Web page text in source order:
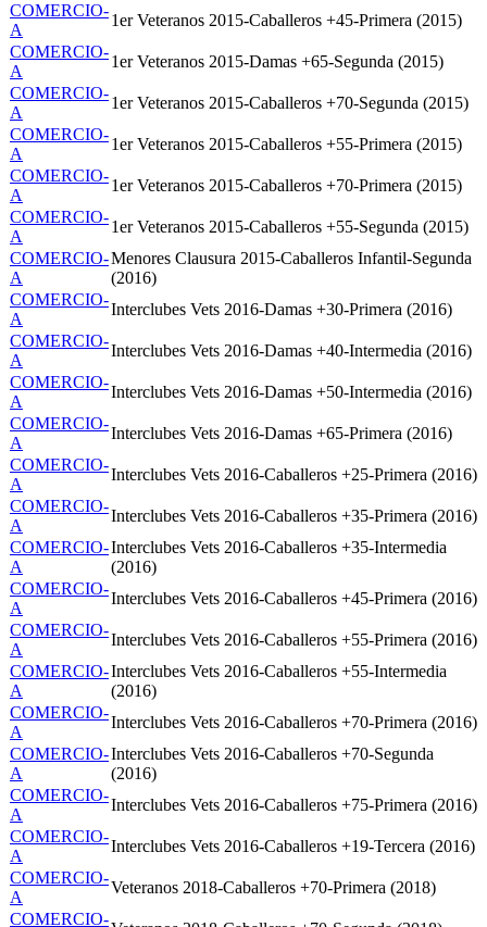
COMERCIO-
A
1er Veteranos 2015-Caballeros +45-Primera (2015)
COMERCIO-
A
1er Veteranos 2015-Damas +65-Segunda (2015)
COMERCIO-
A
1er Veteranos 2015-Caballeros +70-Segunda (2015)
COMERCIO-
A
1er Veteranos 2015-Caballeros +55-Primera (2015)
COMERCIO-
A
1er Veteranos 2015-Caballeros +70-Primera (2015)
COMERCIO-
A
1er Veteranos 2015-Caballeros +55-Segunda (2015)
COMERCIO-
A
Menores Clausura 2015-Caballeros Infantil-Segunda
(2016)
COMERCIO-
A
Interclubes Vets 2016-Damas +30-Primera (2016)
COMERCIO-
A
Interclubes Vets 2016-Damas +40-Intermedia (2016)
COMERCIO-
A
Interclubes Vets 2016-Damas +50-Intermedia (2016)
COMERCIO-
A
Interclubes Vets 2016-Damas +65-Primera (2016)
COMERCIO-
A
Interclubes Vets 2016-Caballeros +25-Primera (2016)
COMERCIO-
A
Interclubes Vets 2016-Caballeros +35-Primera (2016)
COMERCIO-
A
Interclubes Vets 2016-Caballeros +35-Intermedia
(2016)
COMERCIO-
A
Interclubes Vets 2016-Caballeros +45-Primera (2016)
COMERCIO-
A
Interclubes Vets 2016-Caballeros +55-Primera (2016)
COMERCIO-
A
Interclubes Vets 2016-Caballeros +55-Intermedia
(2016)
COMERCIO-
A
Interclubes Vets 2016-Caballeros +70-Primera (2016)
COMERCIO-
A
Interclubes Vets 2016-Caballeros +70-Segunda
(2016)
COMERCIO-
A
Interclubes Vets 2016-Caballeros +75-Primera (2016)
COMERCIO-
A
Interclubes Vets 2016-Caballeros +19-Tercera (2016)
COMERCIO-
A
Veteranos 2018-Caballeros +70-Primera (2018)
COMERCIO-